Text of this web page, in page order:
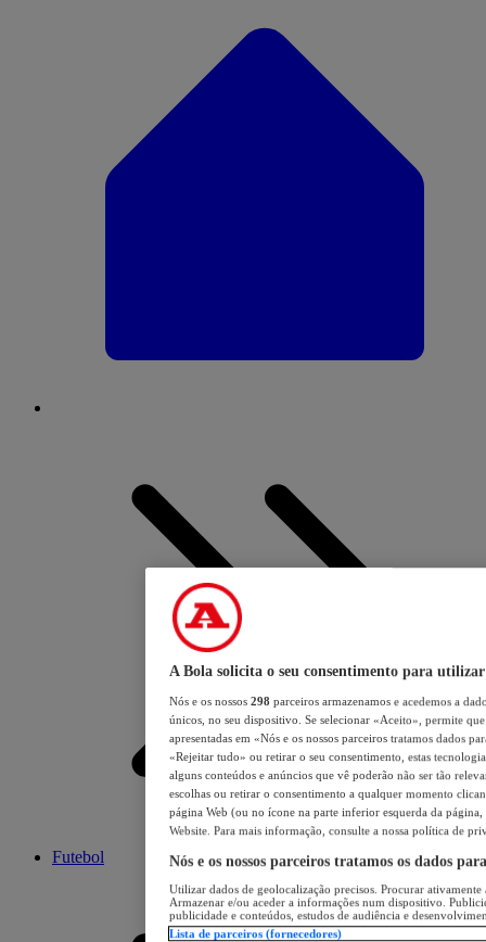
Futebol
A Bola solicita o seu consentimento para utilizar
Nós e os nossos 298 parceiros armazenamos e acedemos a
únicos, no seu dispositivo. Se selecionar «Aceito», permite
apresentadas em «Nós e os nossos parceiros tratamos dados
«Rejeitar tudo» ou retirar o seu consentimento, estas
alguns conteúdos e anúncios que vê poderão não ser tão
escolhas ou retirar o consentimento a qualquer momento
página Web (ou no ícone na parte inferior esquerda da página,
Website. Para mais informação, consulte a nossa política de
Nós e os nossos parceiros tratamos os dados
Utilizar dados de geolocalização precisos. Procurar
Armazenar e/ou aceder a informações num dispositivo.
publicidade e conteúdos, estudos de audiência e
Lista de parceiros (fornecedores)